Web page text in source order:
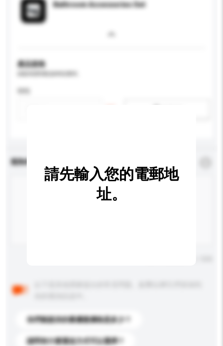
Bathroom Accessories Set
產品規格
查詢內容
你們能提供的最優惠價格是多少？
請問有什麼運送方式可以選擇？
請先輸入您的電郵地
址。